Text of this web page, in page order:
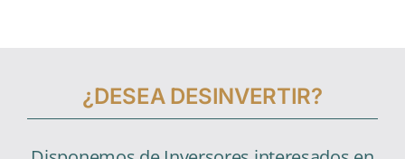
¿DESEA DESINVERTIR?